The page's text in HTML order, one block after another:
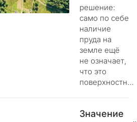
решение:
само по себе
наличие
пруда на
земле ещё
не означает,
что это
поверхностн…
Значение